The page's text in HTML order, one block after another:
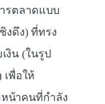
รตลาดแบบ
งดึง) ที่ทรง
งิน (ในรูป
เพื่อให้
น้าคนที่กำลัง